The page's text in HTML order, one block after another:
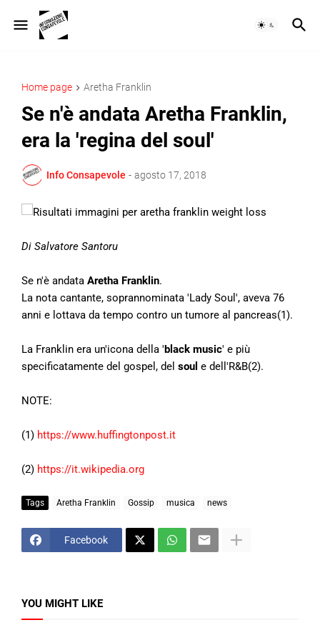
Home page Aretha Franklin
Se n'è andata Aretha Franklin,
era la 'regina del soul'
Info Consapevole - agosto 17, 2018
Di Salvatore Santoru
Se n'è andata Aretha Franklin.
La nota cantante, soprannominata 'Lady Soul', aveva 76
anni e lottava da tempo contro un tumore al pancreas(1).
La Franklin era un'icona della 'black music' e più
specificatamente del gospel, del soul e dell'R&B(2).
NOTE:
(1) https://www.huffingtonpost.it
(2) https://it.wikipedia.org
Tags Aretha Franklin Gossip musica news
Facebook
YOU MIGHT LIKE